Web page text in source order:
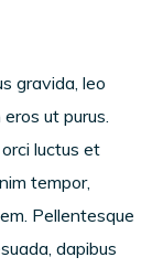
gravida, leo
ut purus.
luctus et
tempor,
Pellentesque
dapibus